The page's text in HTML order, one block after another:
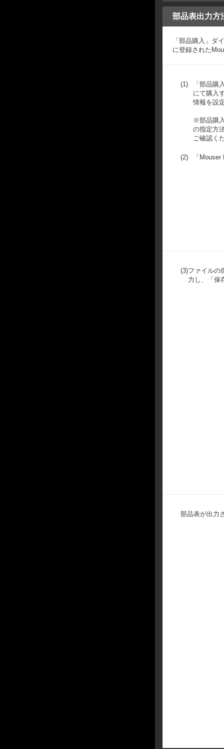
部品表出力方
「部品購入」ダ
に登録された
(1)
「部品購
にて購入
情報を設
※部品購
の指定方
ご確認く
(2) 「
(3)ファイルの
力し、「保
部品表が出力